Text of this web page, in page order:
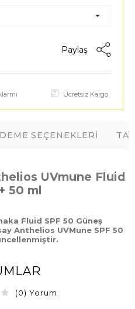
Paylaş
Ücretsiz Kargo
SEÇENEKLERI
UVmune Fluid
50 ml
Fluid SPF 50 Güneş
Anthelios UVMune SPF 50
Fluid Güneş Kremi SPF50+ 50
(0) Yorum